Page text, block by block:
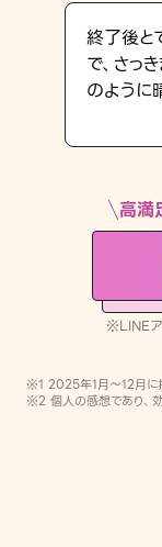
LINE占い
※LINEアプリ内のサービス
終了後と
で、さっ
のように
高満
※LINEア
※1 2025年1月〜12月に
※2 個人の感想であり、